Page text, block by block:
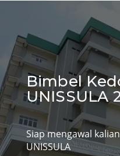
Bimbel
UNISSULA
Siap mengawal
UNISSULA